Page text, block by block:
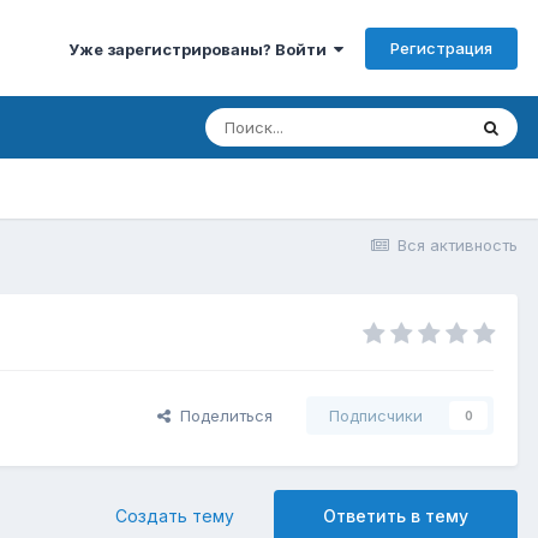
Уже зарегистрированы? Войти Регистрация
Вся активность
Поделиться Подписчики 0
Ответить в тему
Создать тему